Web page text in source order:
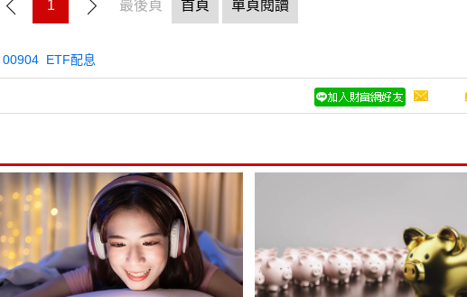
1 最後頁 首頁 單頁閱讀
00904 ETF配息